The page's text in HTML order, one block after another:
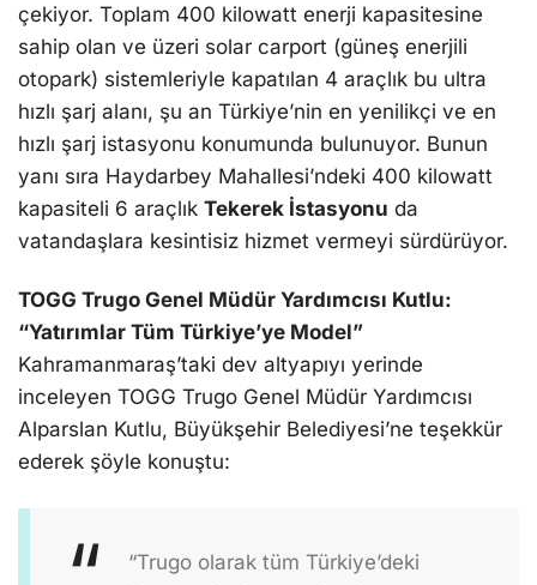
çekiyor. Toplam 400 kilowatt enerji kapasitesine
sahip olan ve üzeri solar carport (güneş enerjili
otopark) sistemleriyle kapatılan 4 araçlık bu ultra
hızlı şarj alanı, şu an Türkiye’nin en yenilikçi ve en
hızlı şarj istasyonu konumunda bulunuyor. Bunun
yanı sıra Haydarbey Mahallesi’ndeki 400 kilowatt
kapasiteli 6 araçlık Tekerek İstasyonu da
vatandaşlara kesintisiz hizmet vermeyi sürdürüyor.
TOGG Trugo Genel Müdür Yardımcısı Kutlu:
“Yatırımlar Tüm Türkiye’ye Model”
Kahramanmaraş’taki dev altyapıyı yerinde
inceleyen TOGG Trugo Genel Müdür Yardımcısı
Alparslan Kutlu, Büyükşehir Belediyesi’ne teşekkür
ederek şöyle konuştu:
“Trugo olarak tüm Türkiye’deki